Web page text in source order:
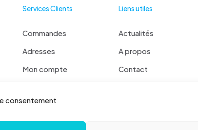
consentement
Services Clients
Commandes
Adresses
Mon compte
Se déconnecter
Politique de cookies
Liens utiles
Actualités
A propos
Contact